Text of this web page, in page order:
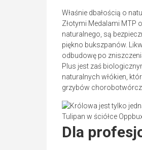
Właśnie dbałością o
Złotymi Medalami MTP
naturalnego, są
piękno bukszpanów.
odbudowę po
Plus jest zaś
naturalnych włókien,
grzybów
Tulipan w ściółce
Dla